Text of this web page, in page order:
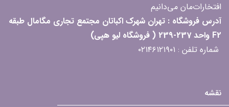
افتخارات‌مان می‌دانیم
آدرس فروشگاه : تهران شهرک اکباتان مجتمع تجاری مگامال طبقه
F2 واحد 237-239 ( فروشگاه لیو هپی)
شماره تلفن : ۰۲۱۴۶۱۲۱۹۰۱
نقشه